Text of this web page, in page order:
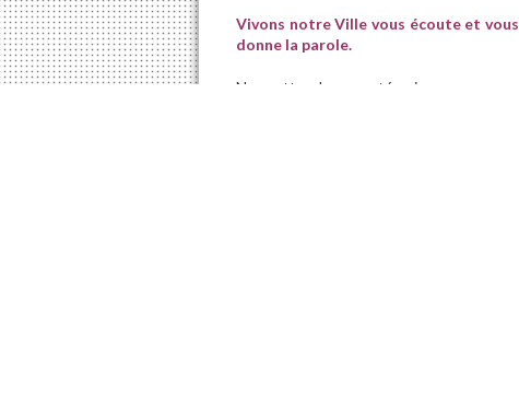
Vivons notre Ville vous écoute et vous
donne la parole.
Nous attendons vos témoignages sur :